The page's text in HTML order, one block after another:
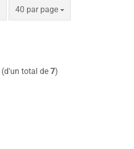
40 par page
par page
(d'un total de 7)